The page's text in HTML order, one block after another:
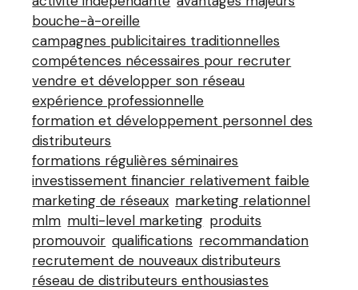
bouche-à-oreille
campagnes publicitaires traditionnelles
compétences nécessaires pour recruter
vendre et développer son réseau
expérience professionnelle
formation et développement personnel des
distributeurs
formations régulières séminaires
investissement financier relativement faible
marketing de réseaux marketing relationnel
mlm multi-level marketing produits
promouvoir qualifications recommandation
recrutement de nouveaux distributeurs
réseau de distributeurs enthousiastes